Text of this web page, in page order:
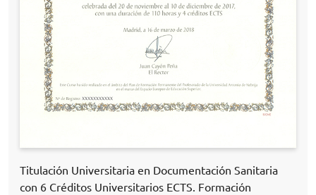
Titulación Universitaria en Documentación Sanitaria
con 6 Créditos Universitarios ECTS. Formación